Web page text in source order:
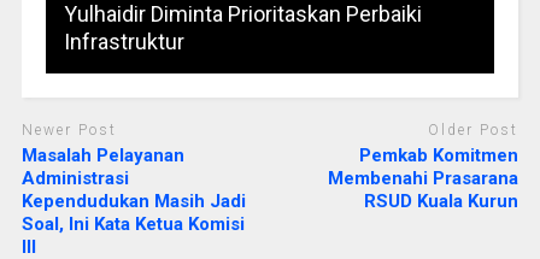
Yulhaidir Diminta Prioritaskan Perbaiki
Infrastruktur
Newer Post
Masalah Pelayanan
Administrasi
Kependudukan Masih Jadi
Soal, Ini Kata Ketua Komisi
III
Older Post
Pemkab Komitmen
Membenahi Prasarana
RSUD Kuala Kurun